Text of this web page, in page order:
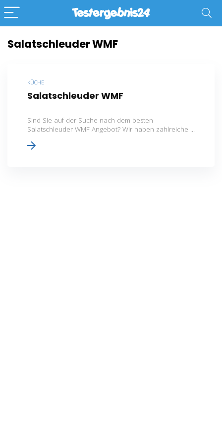
Salatschleuder WMF
KÜCHE
Salatschleuder WMF
Sind Sie auf der Suche nach dem besten
Salatschleuder WMF Angebot? Wir haben zahlreiche ...